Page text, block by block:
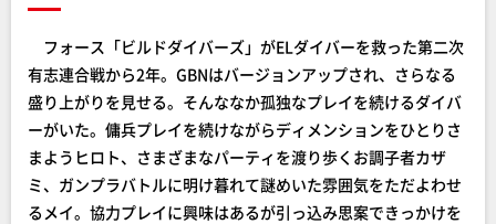
フォース「ビルドダイバーズ」がELダイバーを救った第二次
有志連合戦から2年。GBNはバージョンアップされ、さらなる
盛り上がりを見せる。そんななか孤独なプレイを続けるダイバ
ーがいた。傭兵プレイを続けながらディメンションをひとりさ
まようヒロト、さまざまなパーティを渡り歩くお調子者カザ
ミ、ガンプラバトルに明け暮れて謎めいた雰囲気をただよわせ
るメイ。協力プレイに興味はあるが引っ込み思案できっかけを